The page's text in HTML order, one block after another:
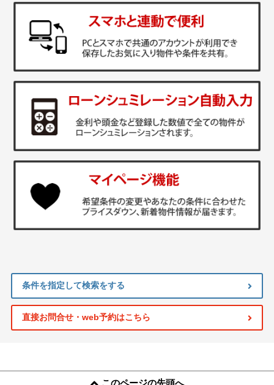
条件を指定して検索をする
直接お問合せ・web予約はこちら